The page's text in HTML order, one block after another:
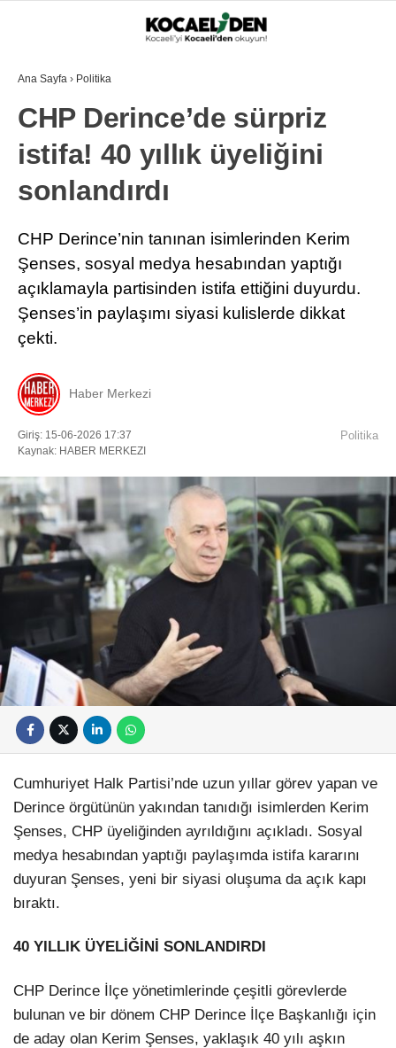
Ana Sayfa › Politika
CHP Derince’de sürpriz
istifa! 40 yıllık üyeliğini
sonlandırdı
CHP Derince’nin tanınan isimlerinden Kerim
Şenses, sosyal medya hesabından yaptığı
açıklamayla partisinden istifa ettiğini duyurdu.
Şenses’in paylaşımı siyasi kulislerde dikkat
çekti.
Haber Merkezi
Giriş: 15-06-2026 17:37
Kaynak: HABER MERKEZI
Politika
Cumhuriyet Halk Partisi’nde uzun yıllar görev yapan ve
Derince örgütünün yakından tanıdığı isimlerden Kerim
Şenses, CHP üyeliğinden ayrıldığını açıkladı. Sosyal
medya hesabından yaptığı paylaşımda istifa kararını
duyuran Şenses, yeni bir siyasi oluşuma da açık kapı
bıraktı.
40 YILLIK ÜYELİĞİNİ SONLANDIRDI
CHP Derince İlçe yönetimlerinde çeşitli görevlerde
bulunan ve bir dönem CHP Derince İlçe Başkanlığı için
de aday olan Kerim Şenses, yaklaşık 40 yılı aşkın